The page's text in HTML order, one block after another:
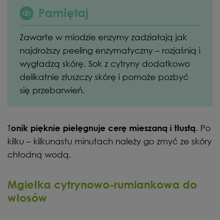
Pamiętaj
Zawarte w miodzie enzymy zadziałają jak
najdroższy peeling enzymatyczny – rozjaśnią i
wygładzą skórę. Sok z cytryny dodatkowo
delikatnie złuszczy skórę i pomoże pozbyć
się przebarwień.
Tonik pięknie pielęgnuje cerę mieszaną i tłustą. Po
kilku – kilkunastu minutach należy go zmyć ze skóry
chłodną wodą.
Mgiełka cytrynowo-rumiankowa do
włosów